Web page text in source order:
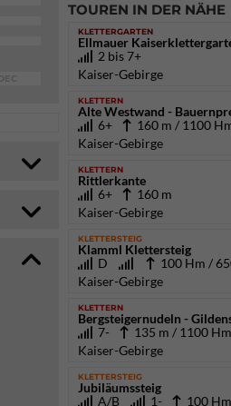
TOUREN IN DER NÄHE
KLETTERGARTEN
Ellmauer
2 bis 7+
Kaiser-Gebirge
KLETTERN
Alte Westwand -
6+
160 m / 1100
Kaiser-Gebirge
KLETTERN
Rittlerkante
6+
160 m
Kaiser-Gebirge
KLETTERSTEIG
Klamml Klettersteig
D
100 Hm /
Kaiser-Gebirge
KLETTERN
Bergsteigernudeln -
7-
135 m / 1100 Hm
Kaiser-Gebirge
KLETTERSTEIG
Jubiläumssteig
A/B
1-
100